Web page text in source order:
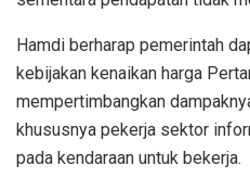
Hamdi berharap pemerintah
kebijakan kenaikan harga
mempertimbangkan
khususnya pekerja sektor
pada kendaraan untuk bekerja.